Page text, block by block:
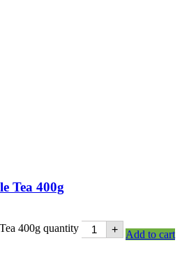
Tea 400g
400g quantity +
Add to cart